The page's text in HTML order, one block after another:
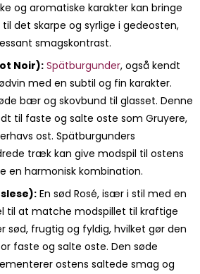
og aromatiske karakter kan bringe
det skarpe og syrlige i gedeosten,
smagskontrast.
Noir): Spätburgunder, også kendt
med en subtil og fin karakter.
bær og skovbund til glasset. Denne
til faste og salte oste som Gruyere,
ost. Spätburgunders
træk kan give modspil til ostens
en harmonisk kombination.
En sød Rosé, især i stil med en
til at matche modspillet til kraftige
sød, frugtig og fyldig, hvilket gør den
faste og salte oste. Den søde
ostens saltede smag og